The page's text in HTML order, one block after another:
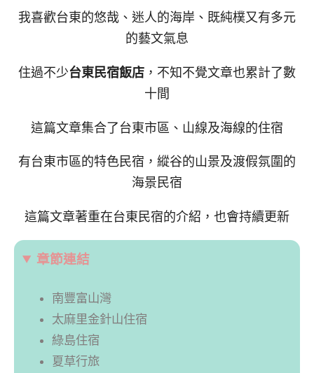
我喜歡台東的悠哉、迷人的海岸、既純樸又有多元
的藝文氣息
住過不少台東民宿飯店 ，不知不覺文章也累計了數
十間
這篇文章集合了台東市區、山線及海線的住宿
有台東市區的特色民宿，縱谷的山景及渡假氛圍的
海景民宿
這篇文章著重在台東民宿的介紹，也會持續更新
章節連結
南豐富山灣
太麻里金針山住宿
綠島住宿
夏草行旅